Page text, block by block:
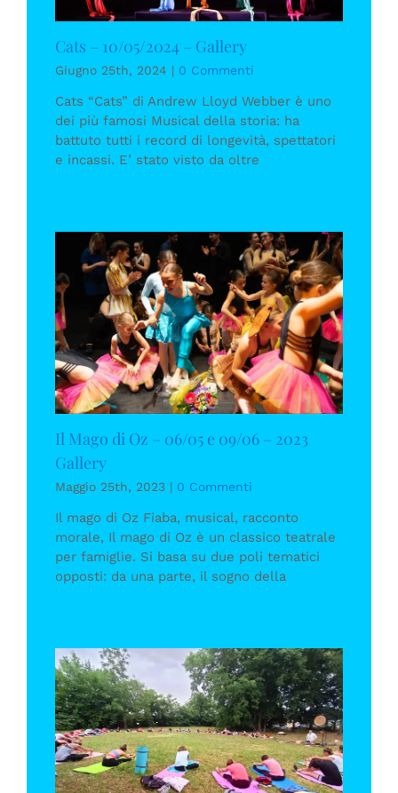
Cats – 10/05/2024 – Gallery
Giugno 25th, 2024 | 0 Commenti
Cats “Cats” di Andrew Lloyd Webber è uno
dei più famosi Musical della storia: ha
battuto tutti i record di longevità, spettatori
e incassi. E’ stato visto da oltre
Il Mago di Oz – 06/05 e 09/06 – 2023
Gallery
Maggio 25th, 2023 | 0 Commenti
Il mago di Oz Fiaba, musical, racconto
morale, Il mago di Oz è un classico teatrale
per famiglie. Si basa su due poli tematici
opposti: da una parte, il sogno della